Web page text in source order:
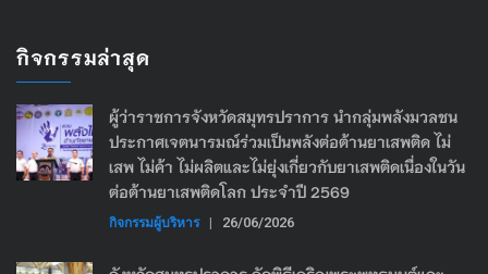
กิจกรรมล่าสุด
ผู้ว่าราชการจังหวัดสมุทรปราการ นำกลุ่มพลังมวลชน
ประกาศเจตนารมณ์ร่วมเป็นพลังต่อต้านยาเสพติด ไม่
เสพ ไม่ค้า ไม่ผลิตและไม่ยุ่งเกี่ยวกับยาเสพติดเนื่องในวัน
ต่อต้านยาเสพติดโลก ประจำปี 2569
กิจกรรมผู้บริหาร | 26/06/2026